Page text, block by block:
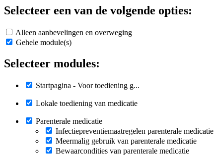
Selecteer een van de volgende opties:
Alleen aanbevelingen en overweging
Gehele module(s)
Selecteer modules:
Startpagina - Voor toediening g...
Lokale toediening van medicatie
Parenterale medicatie
Infectiepreventiemaatregelen parenterale medicatie
Meermalig gebruik van parenterale medicatie
Bewaarcondities van parenterale medicatie